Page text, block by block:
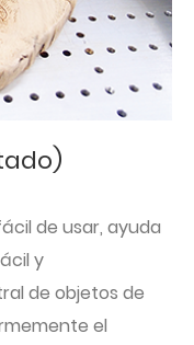
de usar, ayuda
y
de objetos de
el